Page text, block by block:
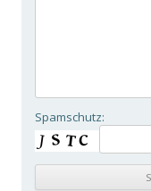
Spamschutz: